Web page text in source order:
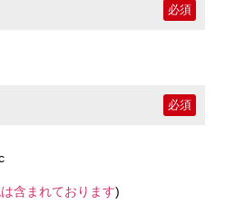
必須
必須
含まれております)